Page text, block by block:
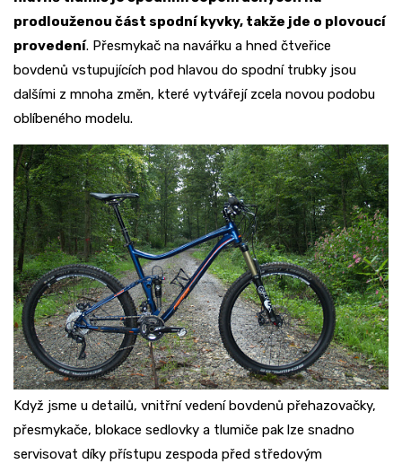
prodlouženou část spodní kyvky, takže jde o plovoucí
provedení. Přesmykač na navářku a hned čtveřice
bovdenů vstupujících pod hlavou do spodní trubky jsou
dalšími z mnoha změn, které vytvářejí zcela novou podobu
oblíbeného modelu.
Když jsme u detailů, vnitřní vedení bovdenů přehazovačky,
přesmykače, blokace sedlovky a tlumiče pak lze snadno
servisovat díky přístupu zespoda před středovým